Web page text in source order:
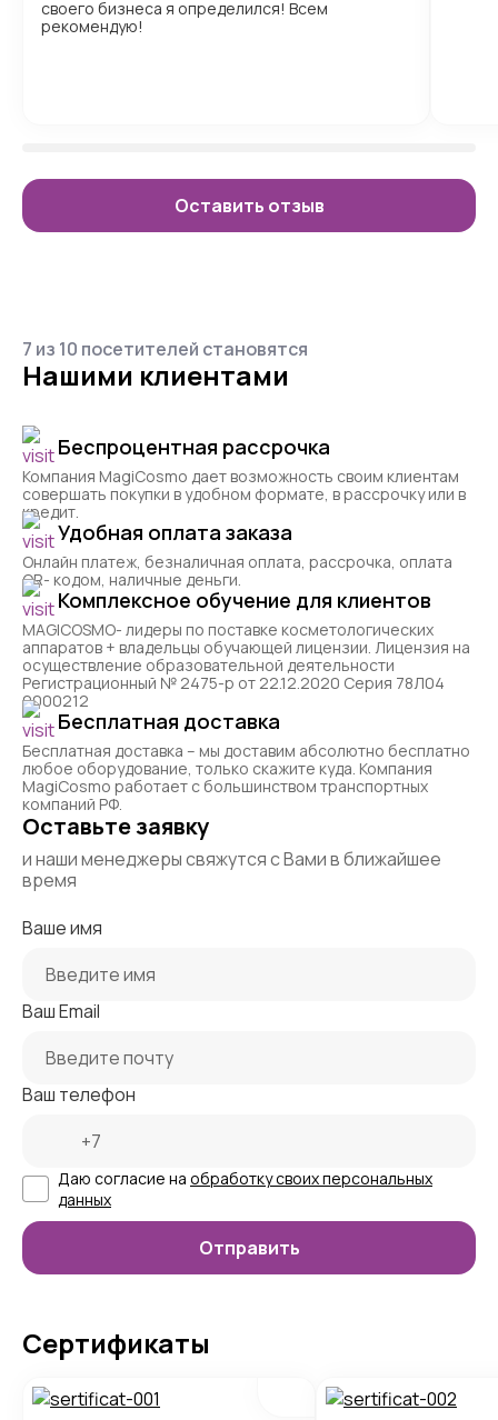
своего бизнеса я определился! Всем
рекомендую!
Оставить отзыв
7 из 10 посетителей становятся
Нашими клиентами
Беспроцентная рассрочка
Компания MagiCosmo дает возможность своим клиентам
совершать покупки в удобном формате, в рассрочку или в
кредит.
Удобная оплата заказа
Онлайн платеж, безналичная оплата, рассрочка, оплата
QR- кодом, наличные деньги.
Комплексное обучение для клиентов
MAGICOSMO- лидеры по поставке косметологических
аппаратов + владельцы обучающей лицензии. Лицензия на
осуществление образовательной деятельности
Регистрационный № 2475-р от 22.12.2020 Серия 78Л04
0000212
Бесплатная доставка
Бесплатная доставка – мы доставим абсолютно бесплатно
любое оборудование, только скажите куда. Компания
MagiCosmo работает с большинством транспортных
компаний РФ.
Оставьте заявку
и наши менеджеры свяжутся с Вами в ближайшее
время
Ваше имя
Ваш Email
Ваш телефон
Даю согласие на обработку своих персональных
данных
Сертификаты